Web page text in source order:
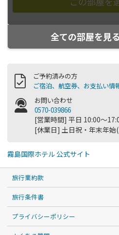
全ての部屋を見
ご予約済みの方
ご宿泊、航空券、お支払い情
お問い合わせ
0570-039866
[営業時間] 平日 10:00～
[休業日] 土日祝・年末年
霧島国際ホテル 公式サイト
旅行業約款
旅行条件書
プライバシーポリシー